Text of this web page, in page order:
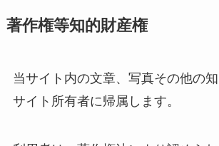
著作権等知的財産権
当サイト内の文章、写真その他の
サイト所有者に帰属します。